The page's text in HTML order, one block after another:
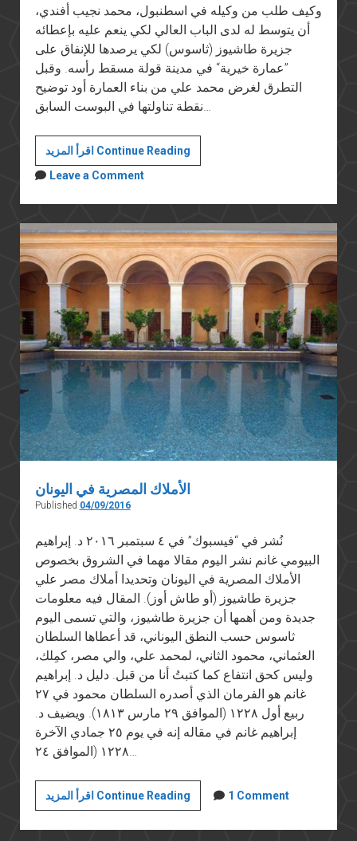
وكيف طلب من وكيله في اسطنبول، محمد نجيب أفندي،
أن يتوسط له لدى الباب العالي لكي ينعم عليه بإعطائه
جزيرة طاشيوز (ثاسوس) لكي يرصدها للإنفاق على
”عمارة خيرية“ في مدينة قولة مسقط رأسه. وقبل
التطرق لغرض محمد علي من بناء العمارة أود توضيح
اقرأ المزيد Continue Readingعمارة
محمد
في
قولة
Leave a Comment
الأملاك المصرية في اليونان
Published 04/09/2016
نُشر في “فيسبوك” في ٤ سبتمبر ٢٠١٦ د. إبراهيم
البيومي غانم نشر اليوم مقالا مهما في الشروق بخصوص
الأملاك المصرية في اليونان وتحديدا أملاك مصر علي
جزيرة طاشيوز (أو طاش أوز). المقال فيه معلومات
جديدة ومن أهمها أن جزيرة طاشيوز، والتي تسمى اليوم
ثاسوس حسب النطق اليوناني، قد أعطاها السلطان
العثماني، محمود الثاني، لمحمد علي، والي مصر، كمِلك،
وليس كحق انتفاع كما كتبتُ أنا من قبل. دليل د. إبراهيم
غانم هو الفرمان الذي أصدره السلطان محمود في ٢٧
ربيع أول ١٢٢٨ (الموافق ٢٩ مارس ١٨١٣). ويضيف د.
إبراهيم غانم في مقاله إنه في يوم ٢٥ جمادي الآخرة
١٢٢٨ (الموافق ٢٤…
اقرأ المزيد Continue Readingالأملاك
المصرية
في
1 Comment